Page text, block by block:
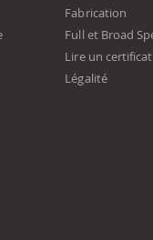
Fabrication
Full et Broad
Lire un certificat
Légalité